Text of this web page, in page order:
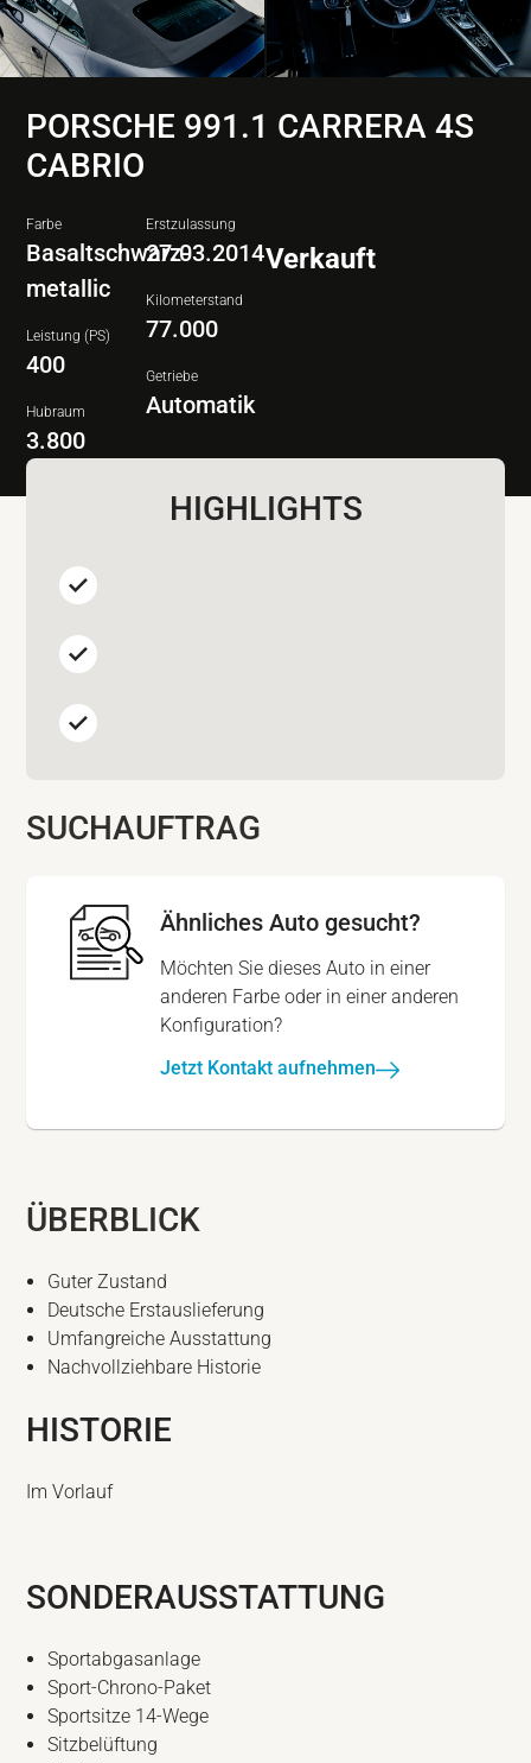
PORSCHE 991.1 CARRERA 4S
CABRIO
Farbe
Basaltschwarz-
metallic
Leistung (PS)
400
Hubraum
3.800
Erstzulassung
27.03.2014
Kilometerstand
77.000
Getriebe
Automatik
Verkauft
HIGHLIGHTS
SUCHAUFTRAG
Ähnliches Auto gesucht?
Möchten Sie dieses Auto in einer
anderen Farbe oder in einer anderen
Konfiguration?
Jetzt Kontakt aufnehmen
ÜBERBLICK
Guter Zustand
Deutsche Erstauslieferung
Umfangreiche Ausstattung
Nachvollziehbare Historie
HISTORIE
Im Vorlauf
SONDERAUSSTATTUNG
Sportabgasanlage
Sport-Chrono-Paket
Sportsitze 14-Wege
Sitzbelüftung